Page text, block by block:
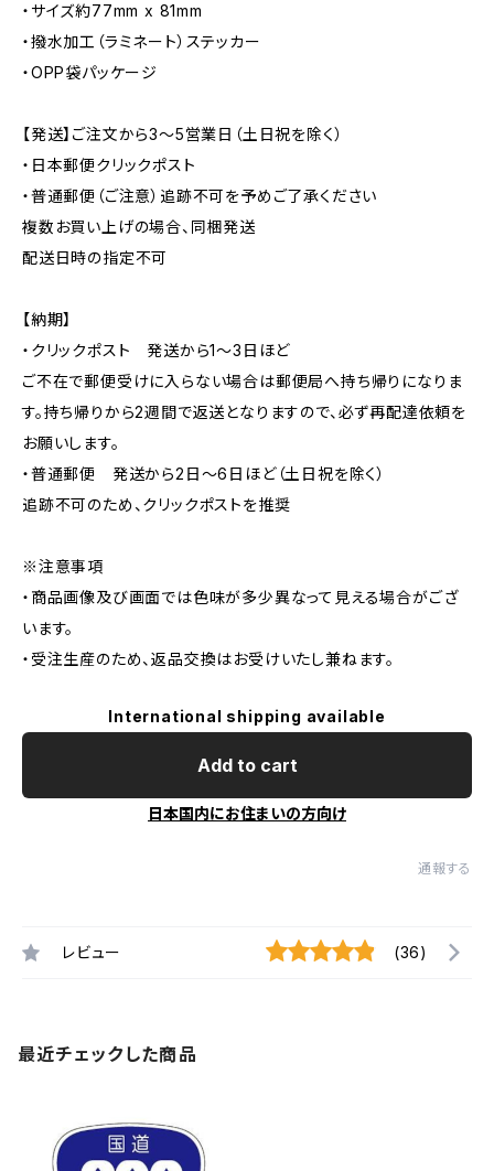
・サイズ約77mm x 81mm
・撥水加工（ラミネート）ステッカー
・OPP袋パッケージ
【発送】ご注文から3〜5営業日（土日祝を除く）
・日本郵便クリックポスト
・普通郵便（ご注意）追跡不可を予めご了承ください
複数お買い上げの場合、同梱発送
配送日時の指定不可
【納期】
・クリックポスト 発送から1〜3日ほど
ご不在で郵便受けに入らない場合は郵便局へ持ち帰りになりま
す。持ち帰りから2週間で返送となりますので、必ず再配達依頼を
お願いします。
・普通郵便 発送から2日〜6日ほど（土日祝を除く）
追跡不可のため、クリックポストを推奨
※注意事項
・商品画像及び画面では色味が多少異なって見える場合がござ
います。
・受注生産のため、返品交換はお受けいたし兼ねます。
International shipping available
Add to cart
日本国内にお住まいの方向け
通報する
レビュー (36)
最近チェックした商品